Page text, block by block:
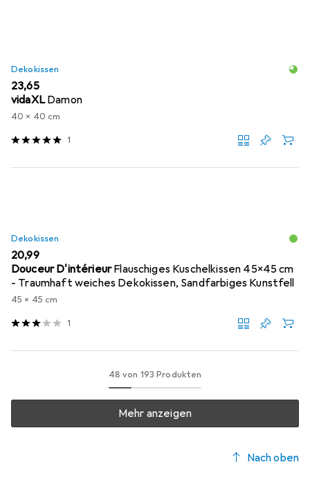
Dekokissen
EUR
23,65
vidaXL Damon
40 x 40 cm
1
Dekokissen
EUR
20,99
Douceur D'intérieurFlauschiges Kuschelkissen 45x45 cm
- Traumhaft weiches Dekokissen, Sandfarbiges Kunstfell
45 x 45 cm
1
48 von 193 Produkten
Mehr anzeigen
Nach oben